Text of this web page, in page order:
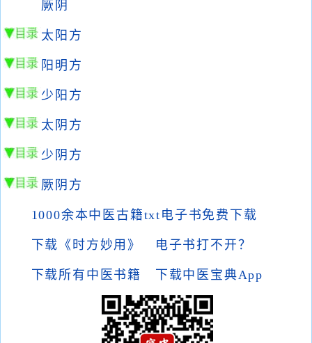
厥阴
太阳方
阳明方
少阳方
太阴方
少阴方
厥阴方
1000余本中医古籍txt电子书免费下载
下载《时方妙用》 电子书打不开？
下载所有中医书籍 下载中医宝典App